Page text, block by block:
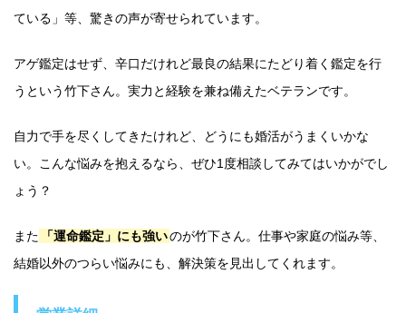
ている」等、驚きの声が寄せられています。
アゲ鑑定はせず、辛口だけれど最良の結果にたどり着く鑑定を行
うという竹下さん。実力と経験を兼ね備えたベテランです。
自力で手を尽くしてきたけれど、どうにも婚活がうまくいかな
い。こんな悩みを抱えるなら、ぜひ1度相談してみてはいかがでし
ょう？
また 「運命鑑定」にも強いのが竹下さん。仕事や家庭の悩み等、
結婚以外のつらい悩みにも、解決策を見出してくれます。